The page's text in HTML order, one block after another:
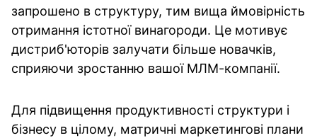
запрошено в структуру, тим вища ймовірність
отримання істотної винагороди. Це мотивує
дистриб'юторів залучати більше новачків,
сприяючи зростанню вашої МЛМ-компанії.
Для підвищення продуктивності структури і
бізнесу в цілому, матричні маркетингові плани